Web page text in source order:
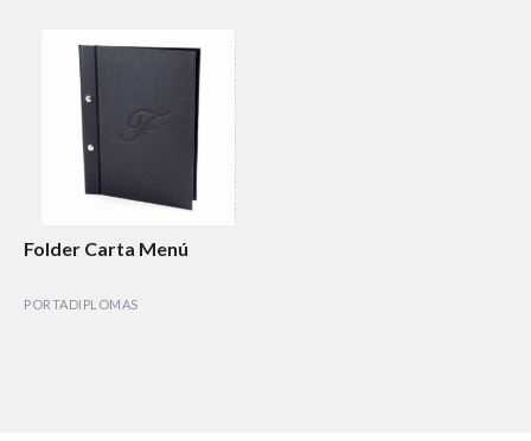
Folder Carta Menú
PORTADIPLOMAS